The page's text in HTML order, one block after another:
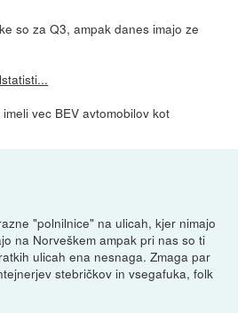
so za Q3, ampak danes imajo ze
vec BEV avtomobilov kot
"polnilnice" na ulicah, kjer nimajo
na Norveškem ampak pri nas so ti
ulicah ena nesnaga. Zmaga par
stebričkov in vsegafuka, folk